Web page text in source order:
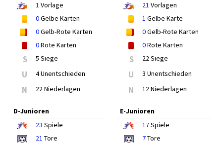
1 Vorlage
0Gelbe Karten
0Gelb-Rote Karten
0Rote Karten
S 5 Siege
U 4 Unentschieden
N 22 Niederlagen
21 Vorlagen
1 Gelbe Karte
0Gelb-Rote Karten
0Rote Karten
S 22 Siege
U 3 Unentschieden
N 12 Niederlagen
D-Junioren
23 Spiele
21 Tore
E-Junioren
17Spiele
7Tore